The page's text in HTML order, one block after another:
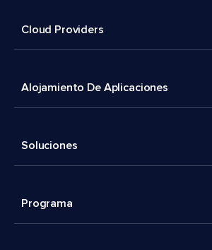
Cloud Providers
Alojamiento De Aplicaciones
Soluciones
Programa